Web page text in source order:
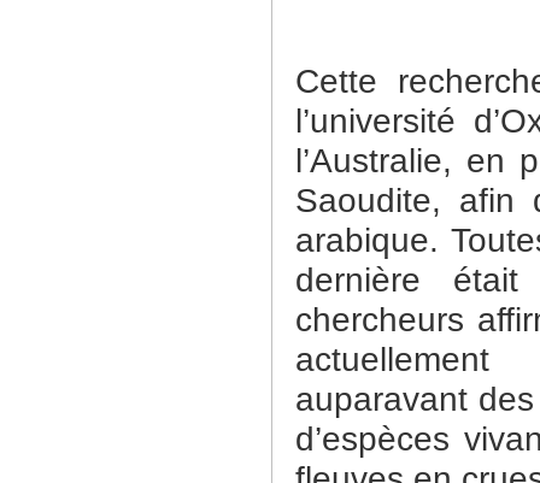
Cette
l’université
l’Australie, en
Saoudite, afin
arabique.
dernière était
chercheurs
auparavant
d’espèces